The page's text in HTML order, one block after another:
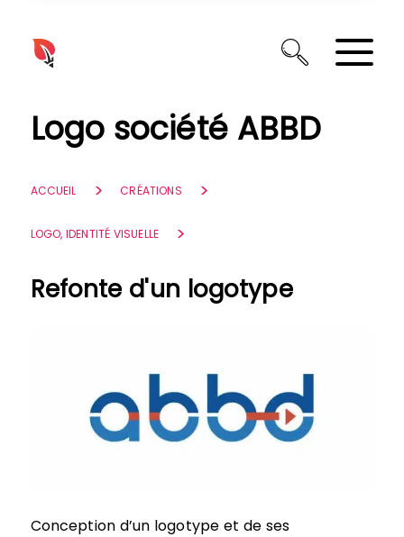
Logo société ABBD
ACCUEIL CRÉATIONS
LOGO, IDENTITÉ VISUELLE
Refonte d'un logotype
Conception d’un logotype et de ses